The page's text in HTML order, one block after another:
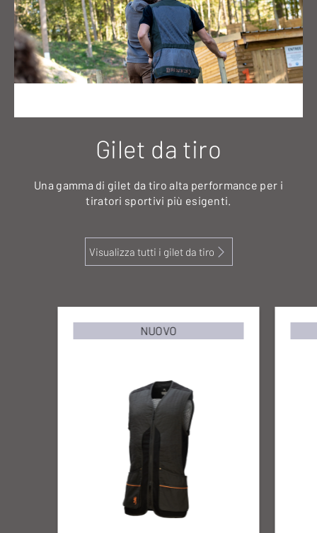
Gilet da tiro
Una gamma di gilet da tiro alta performance per i
tiratori sportivi più esigenti.
Visualizza tutti i gilet da tiro
NUOVO